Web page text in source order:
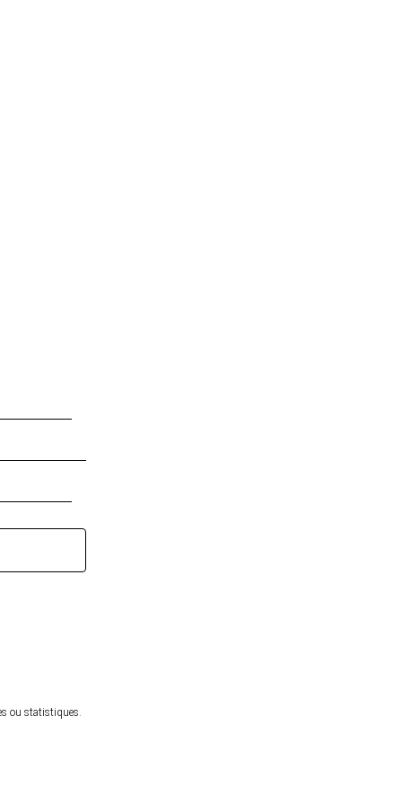
ou statistiques.